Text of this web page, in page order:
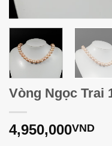
Vòng Ngọc Trai
4,950,000VND